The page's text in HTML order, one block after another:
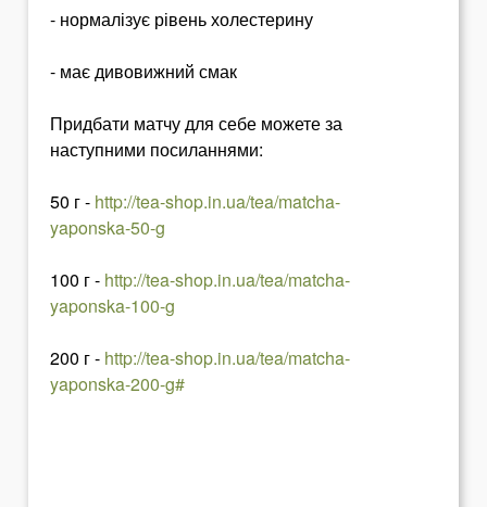
- нормалізує рівень холестерину
- має дивовижний смак
Придбати матчу для себе можете за
наступними посиланнями:
50 г - http://tea-shop.in.ua/tea/matcha-
yaponska-50-g
100 г - http://tea-shop.in.ua/tea/matcha-
yaponska-100-g
200 г - http://tea-shop.in.ua/tea/matcha-
yaponska-200-g#